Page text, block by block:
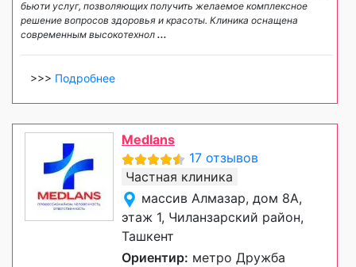
бьюти услуг, позволяющих получить желаемое комплексное
решение вопросов здоровья и красоты. Клиника оснащена
современным высокотехнол ...
>>> Подробнее
Medlans
17 отзывов
Частная клиника
массив Алмазар, дом 8А,
этаж 1, Чиланзарский район,
Ташкент
Ориентир: метро Дружба